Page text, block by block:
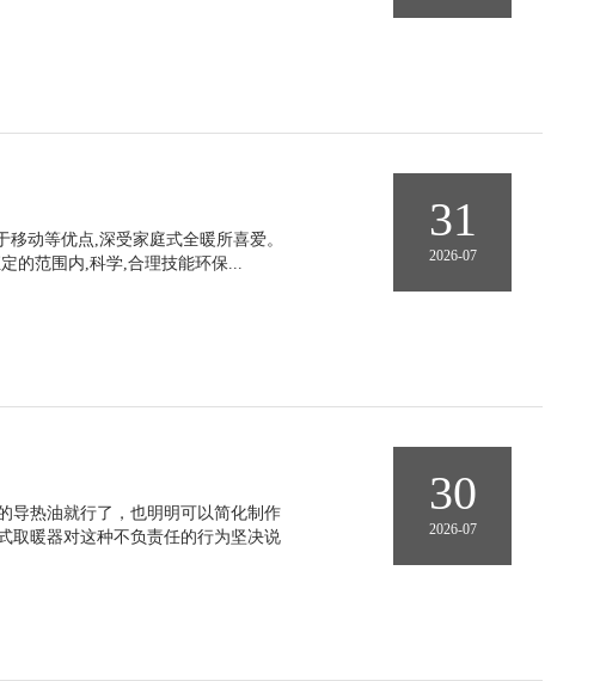
动等优点,深受家庭式全暖所喜爱。
的范围内,科学,合理技能环保...
31
2026-07
导热油就行了，也明明可以简化制作
取暖器对这种不负责任的行为坚决说
30
2026-07